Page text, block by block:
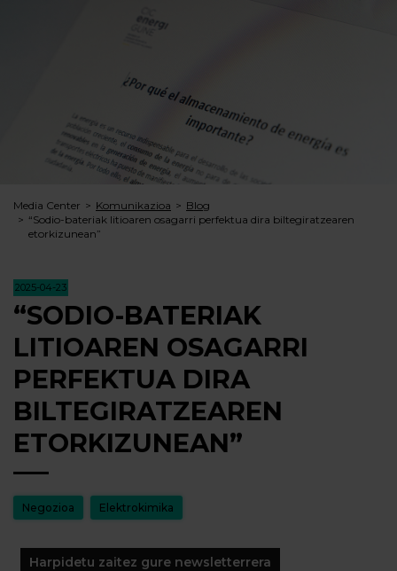
Media Center Komunikazioa
Blog
“Sodio-bateriak litioaren osagarri perfektua dira biltegiratzearen
etorkizunean”
2025-04-23
“SODIO-BATERIAK
LITIOAREN OSAGARRI
PERFEKTUA DIRA
BILTEGIRATZEAREN
ETORKIZUNEAN”
Negozioa Elektrokimika
Harpidetu zaitez gure newsletterrera